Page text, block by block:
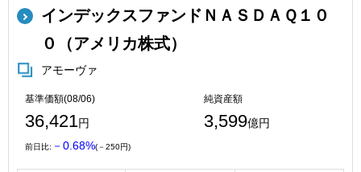
インデックスファンドＮＡＳＤＡＱ１０
０（アメリカ株式）
アモーヴァ
基準価額(08/06)
36,421円
純資産額
3,599億円
前日比: －0.68%(－250円)